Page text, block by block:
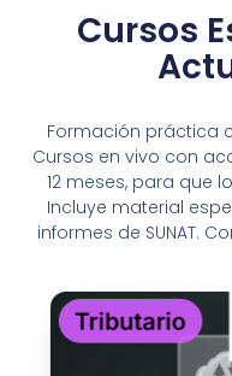
Cursos
Formación práctica
Cursos en vivo con
12 meses, para que
Incluye material
informes de SUNAT.